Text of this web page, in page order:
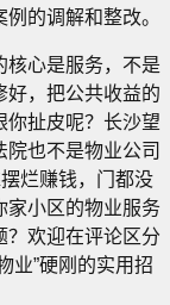
的调解和整改。
核心是服务，不是
好，把公共收益的
你扯皮呢？长沙望
也不是物业公司
烂赚钱，门都没
家小区的物业服务
？欢迎在评论区分
业”硬刚的实用招